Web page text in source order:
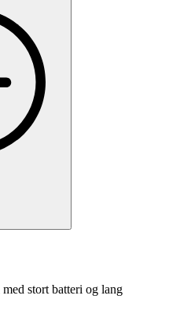
stort batteri og lang